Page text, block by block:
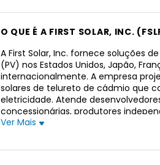
O QUE É A FIRST SOLAR, INC.
A First Solar, Inc. fornece soluções
(PV) nos Estados Unidos, Japão,
internacionalmente. A empresa
solares de telureto de cádmio que
eletricidade. Atende
concessionárias, produtores
comerciais e industriais e outros
Ver Mais